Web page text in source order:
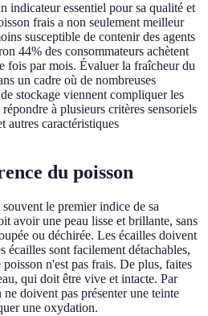
indicateur essentiel pour sa qualité et
frais a non seulement meilleur
susceptible de contenir des agents
44% des consommateurs achètent
fois par mois. Évaluer la fraîcheur du
un cadre où de nombreuses
stockage viennent compliquer les
à plusieurs critères sensoriels
autres caractéristiques
du poisson
le premier indice de sa
avoir une peau lisse et brillante, sans
ou déchirée. Les écailles doivent
écailles sont facilement détachables,
n'est pas frais. De plus, faites
qui doit être vive et intacte. Par
doivent pas présenter une teinte
une oxydation.